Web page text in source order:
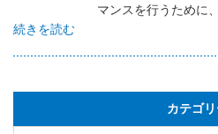
マンスを行うために
続きを読む
カテゴ